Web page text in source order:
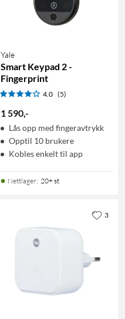
Yale
Smart Keypad 2 -
Fingerprint
4.0 (5)
1 590,-
Lås opp med fingeravtrykk
Opptil 10 brukere
Kobles enkelt til app
Nettlager: 20+ st
3